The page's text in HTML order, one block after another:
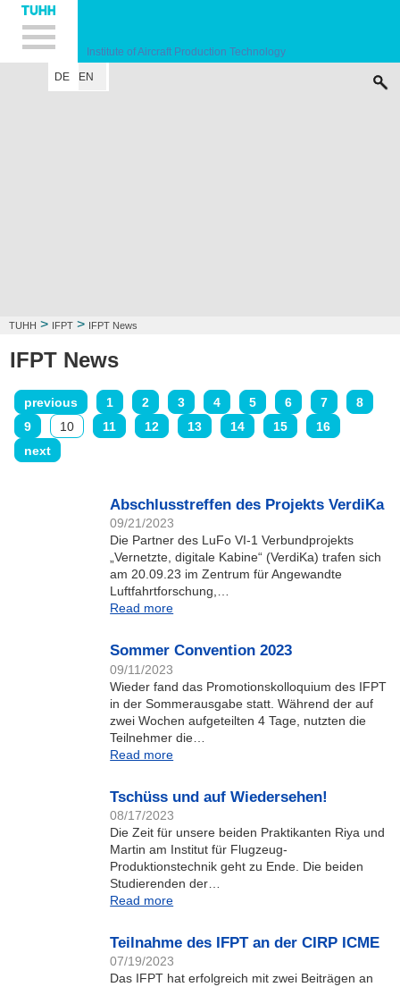
Hauptnavigation
Unternavigation
Inhalt
Suche
Institute of Aircraft Production Technology
DE
EN
TUHH > IFPT > IFPT News
IFPT News
previous 1 2 3 4 5 6 7
8
9
10 11 12 13 14 15
16
next
Abschlusstreffen des Projekts VerdiKa
09/21/2023
Die Partner des LuFo VI-1 Verbundprojekts
„Vernetzte, digitale Kabine“ (VerdiKa) trafen sich
am 20.09.23 im Zentrum für Angewandte
Luftfahrtforschung,…
Read more
Sommer Convention 2023
09/11/2023
Wieder fand das Promotionskolloquium des IFPT
in der Sommerausgabe statt. Während der auf
zwei Wochen aufgeteilten 4 Tage, nutzten die
Teilnehmer die…
Read more
Tschüss und auf Wiedersehen!
08/17/2023
Die Zeit für unsere beiden Praktikanten Riya und
Martin am Institut für Flugzeug-
Produktionstechnik geht zu Ende. Die beiden
Studierenden der…
Read more
Teilnahme des IFPT an der CIRP ICME
07/19/2023
Das IFPT hat erfolgreich mit zwei Beiträgen an